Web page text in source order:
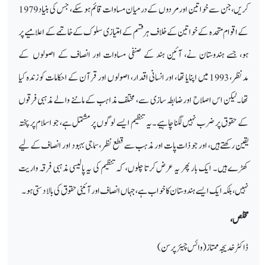
کریں، جن سے خواتین اور مردوں کے درمیان مساوات قائم ہو سکے، جس کی بنیاد 1979
کے اقوام متحدہ کے خواتین کے خلاف ہر قسم کے امتیازی سلوک کے خاتمے کے اعلامیے پر
ہو، جسے ہندوستان نے، آئین ہند کے صنفی مساوات اور انصاف کے اصولوں کے
مدنظر، 1993 میں اپنایا تھا ، اور انسانی اقدار، اصولوں اور قرآن کے احکامات کو زندہ کیا
تھا۔لیکن اس اصلاح اور ضابطہ سازی سے، مختلف مذاہب کے ماننے والے مذہبی فرقوں
کے حقوق پر ضرب نہیں لگنا چاہیے۔ یہ تنظیم ایسے لوگوں پر مشتمل ہے، جو اسلام پر پختہ
یقین رکھتے ہیں، اور جو ذات پات اور مذہب سے قطع نظر، سماجی بہبود اور انصاف کے لیے
کھڑے ہیں۔ ایک بار پھر یہ عرض کرتا چلوں، کہ تنظیم کی یہ پالیسی مذہبی فرقہ واریت
نہیں، بلکہ ایک ایسے ہندوستان کا خواب ہے، جہاں انصاف اور آئینی حقوق کی بالادستی ہو۔
مخلص،
ڈاکٹر خدیجہ ممتاز (وائس چیئرپرسن)